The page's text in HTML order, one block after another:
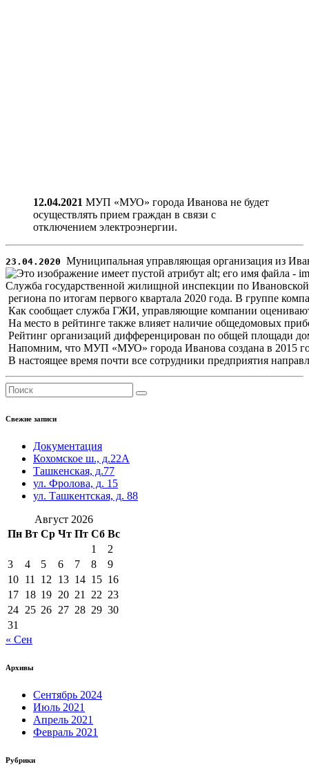
12.04.2021 МУП «МУО» города Иванова не будет
осуществлять прием граждан в связи с
отключением электроэнергии.
23.04.2020
Служба государственной жилищной инспекции по Ивановской
региона по итогам первого квартала 2020 года. В группе
Как сообщает служба ГЖИ, управляющие компании
На место в рейтинге также влияет наличие общедомовых
Рейтинг организаций дифференцирован по общей площади
Напомним, что МУП «МУО» города Иванова создана в 2015
В настоящее время почти все сотрудники предприятия
Свежие записи
Документация
Кохомское ш., д.22А
Ташкенская, д.77
ул. Фролова, д. 15
ул. Ташкентская, д. 88
Август 2026
Пн Вт Ср Чт Пт Сб Вс
1
2
3
4 5 6 7 8
9
10 11 12 13 14 15 16
17 18 19 20 21 22 23
24 25 26 27 28 29 30
31
« Сен
Архивы
Сентябрь 2024
Июль 2021
Апрель 2021
Февраль 2021
Рубрики